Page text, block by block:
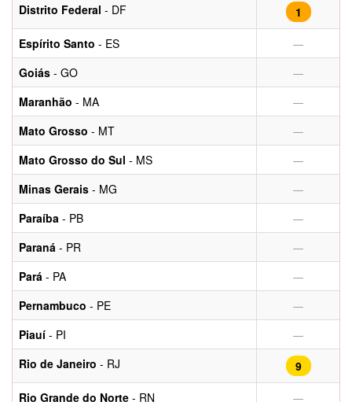
Distrito Federal - DF
1
Espírito Santo - ES —
Goiás - GO —
Maranhão - MA —
Mato Grosso - MT —
Mato Grosso do Sul - MS —
Minas Gerais - MG —
Paraíba - PB —
Paraná - PR —
Pará - PA —
Pernambuco - PE —
Piauí - PI —
Rio de Janeiro - RJ
9
Rio Grande do Norte - RN —